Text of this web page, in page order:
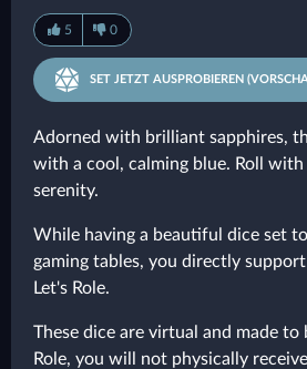
5 0
SET JETZT AUSPROBIEREN
Adorned with brilliant sapphires,
with a cool, calming blue. Roll with
serenity.
While having a beautiful dice set
gaming tables, you directly
Let's Role.
These dice are virtual and made to
Role, you will not physically